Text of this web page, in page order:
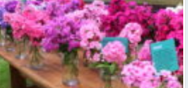
apskatāma izstāde “Vasaras ziedi